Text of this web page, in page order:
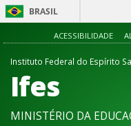
BRASIL
ACESSIBILIDADE
Instituto Federal do Espírito
Ifes
MINISTÉRIO DA